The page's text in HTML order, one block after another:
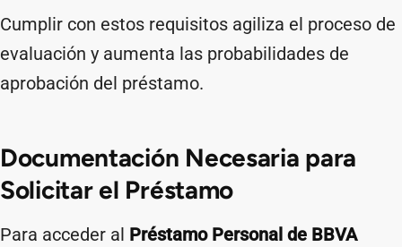
Cumplir con estos requisitos agiliza el proceso de
evaluación y aumenta las probabilidades de
aprobación del préstamo.
Documentación Necesaria para
Solicitar el Préstamo
Para acceder al Préstamo Personal de BBVA